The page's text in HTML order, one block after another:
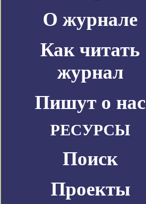
О журнале
Как читать
журнал
Пишут о нас
РЕСУРСЫ
Поиск
Проекты